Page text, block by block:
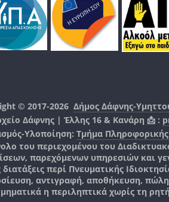
© 2017-2026 Δήμος Δάφνης-
Δάφνης | Έλλης 16 & Κανάρη 📩 :
Υλοποίηση: Τμήμα
του περιεχομένου του
παρεχόμενων υπηρεσιών και
διατάξεις περί Πνευματικής
αντιγραφή, αποθήκευση,
η περιληπτικά χωρίς τη